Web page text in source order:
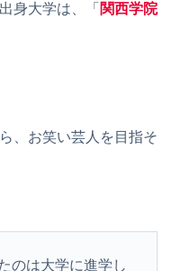
身大学は、「 関西学院
、お笑い芸人を目指そ
のは大学に進学し